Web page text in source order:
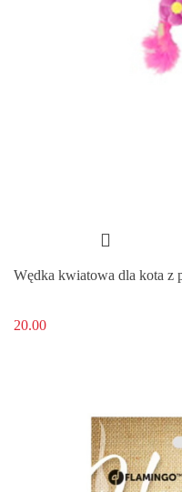
Wędka kwiatowa dla kota
20.00